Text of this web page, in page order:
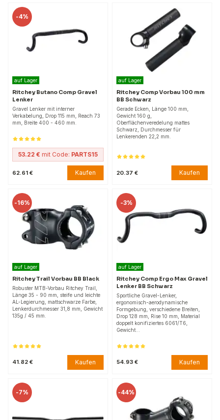
-4%
auf Lager
Ritchey Butano Comp Gravel
Lenker
Gravel Lenker mit interner
Verkabelung, Drop 115 mm, Reach 73
mm, Breite 400 - 460 mm.
53.22 € mit Code: PARTS15
62.61 € Kaufen
auf Lager
Ritchey Comp Vorbau 100 mm
BB Schwarz
Gerade Ecken, Länge 100 mm,
Gewicht 160 g,
Oberflächenveredelung mattes
Schwarz, Durchmesser für
Lenkerenden 22,2 mm.
20.37 € Kaufen
-16%
auf Lager
Ritchey Trail Vorbau BB Black
Robuster MTB-Vorbau Ritchey Trail,
Länge 35 - 90 mm, steife und leichte
AL-Legierung, mattschwarze Farbe,
Lenkerdurchmesser 31,8 mm, Gewicht
135g / 45 mm.
41.82 € Kaufen
-3%
auf Lager
Ritchey Comp Ergo Max Gravel
Lenker BB Schwarz
Sportliche Gravel-Lenker,
ergonomisch-aerodynamische
Formgebung, verschiedene Breiten,
Drop 128 mm, Rise 10 mm, Material
doppelt konifiziertes 6061/T6,
Gewicht…
54.93 € Kaufen
-7% -44%